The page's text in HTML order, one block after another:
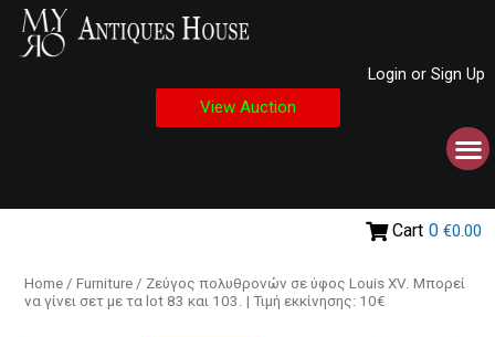
Login or Sign Up
View Auction
Cart 0 €0.00
Home / Furniture / Ζεύγος πολυθρονών σε ύφος Louis XV. Μπορεί
να γίνει σετ με τα lot 83 και 103. | Τιμή εκκίνησης: 10€